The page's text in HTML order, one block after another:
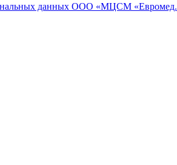
данных ООО «МЦСМ «Евромед.